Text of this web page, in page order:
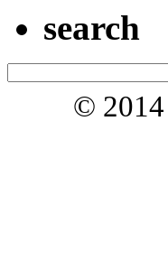
search
©